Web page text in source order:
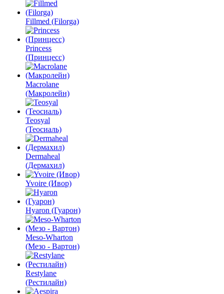
Fillmed (Filorga)
Princess
(Принцесс)
Macrolane
(Макролейн)
Teosyal
(Теосиаль)
Dermaheal
(Дермахил)
Yvoire (Ивор)
Hyaron (Гуарон)
Meso-Wharton
(Мезо - Вартон)
Restylane
(Рестилайн)